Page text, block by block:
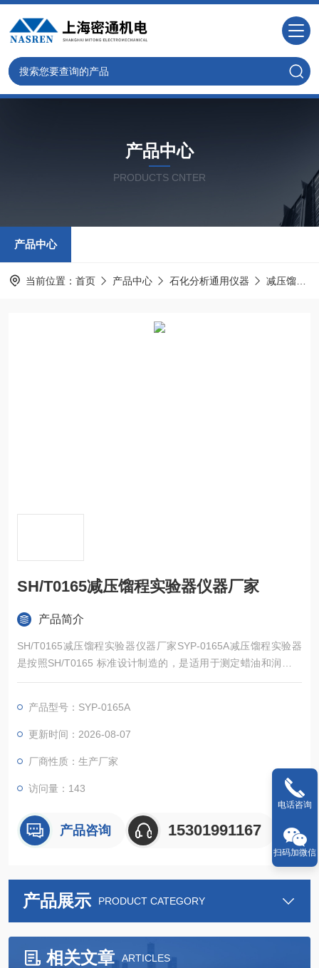
产品中心
PRODUCTS CNTER
产品中心
当前位置： 首页 产品中心 石化分析通用仪器 减压馏程试验仪器
SH/T0165减压馏程实验器仪器厂家
产品简介
SH/T0165减压馏程实验器仪器厂家SYP-0165A减压馏程实验器
是按照SH/T0165 标准设计制造的，是适用于测定蜡油和润滑油
等高沸点范围石油产品的仪器，是油品分析的仪器之一。减压馏
产品型号：SYP-0165A
更新时间：2026-08-07
厂商性质：生产厂家
访问量：143
产品咨询 15301991167
产品展示 PRODUCT CATEGORY
相关文章 ARTICLES
电话咨询
扫码加微信